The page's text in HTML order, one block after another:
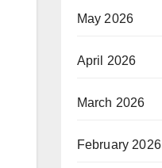
May 2026
April 2026
March 2026
February 2026